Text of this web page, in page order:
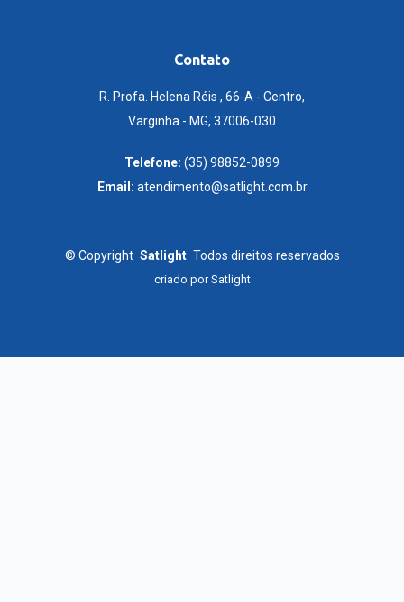
Contato
R. Profa. Helena Réis , 66-A - Centro,
Varginha - MG, 37006-030
Telefone: (35) 98852-0899
Email: atendimento@satlight.com.br
© Copyright Satlight Todos direitos reservados
criado porSatlight